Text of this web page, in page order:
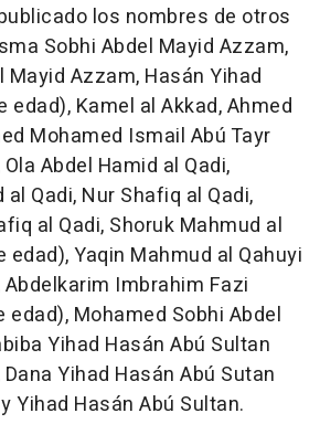
los nombres de otros
Sobhi Abdel Mayid Azzam,
Mayid Azzam, Hasán Yihad
edad), Kamel al Akkad, Ahmed
Mohamed Ismail Abú Tayr
Abdel Hamid al Qadi,
Qadi, Nur Shafiq al Qadi,
al Qadi, Shoruk Mahmud al
edad), Yaqin Mahmud al Qahuyi
Imbrahim Fazi
edad), Mohamed Sobhi Abdel
Yihad Hasán Abú Sultan
Yihad Hasán Abú Sutan
Yihad Hasán Abú Sultan.